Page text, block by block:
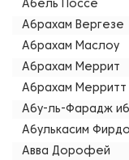
Абель Поссе
Абрахам Вергезе
Абрахам Маслоу
Абрахам Меррит
Абрахам Мерритт
Абу-ль-Фарадж
Абулькасим
Авва Дорофей